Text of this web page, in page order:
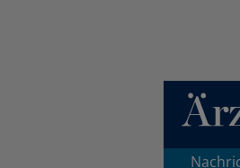
Direkt